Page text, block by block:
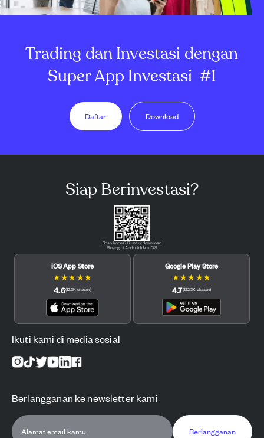
Trading dan Investasi dengan
Super App Investasi #1
Daftar Download
Siap Berinvestasi?
Scan kode QR untuk download
Pluang di Android dan iOS.
iOS App Store
★★★ ★★
4.6(12.3K ulasan)
Google Play Store
★★★ ★★
4.7(122.3K ulasan)
Ikuti kami di media sosial
Berlangganan ke newsletter kami
Berlangganan